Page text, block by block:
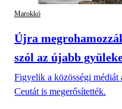
Marokkó
Újra
szól az újabb
Figyelik a közösségi médiát
Ceutát is megerősítették.